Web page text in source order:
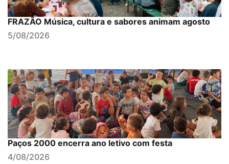
FRAZÃO Música, cultura e sabores animam agosto
5/08/2026
Paços 2000 encerra ano letivo com festa
4/08/2026